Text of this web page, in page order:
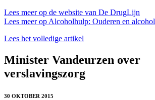
Lees meer op de website van De DrugLijn
Lees meer op Alcoholhulp: Ouderen en alcohol
Lees het volledige artikel
Minister Vandeurzen over
verslavingszorg
30 OKTOBER 2015